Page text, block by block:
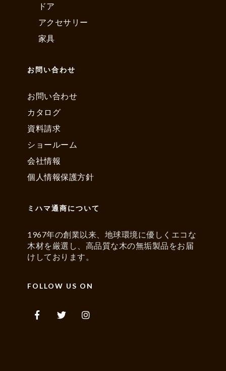
ドア
アクセサリー
家具
お問い合わせ
お問い合わせ
カタログ
資料請求
ショールーム
会社情報
個人情報保護方針
ミハマ通商について
1967年の創業以来、地球環境に優しくエコな
木材を厳選し、高品質な木の無垢製品をお届
けしております。
FOLLOW US ON